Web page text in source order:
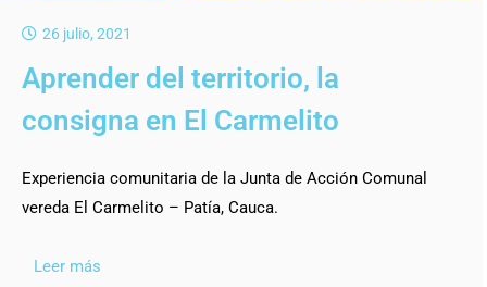
26 julio, 2021
Aprender del territorio, la
consigna en El Carmelito
Experiencia comunitaria de la Junta de Acción Comunal
vereda El Carmelito – Patía, Cauca.
Leer más